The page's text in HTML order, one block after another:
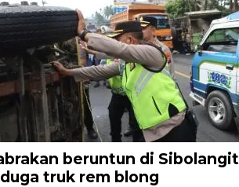
beruntun di Sibolangit
truk rem blong